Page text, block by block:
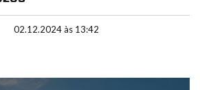
02.12.2024 às 13:42